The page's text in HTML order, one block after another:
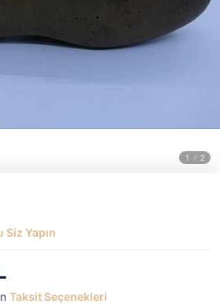
Siz Yapın
Taksit Seçenekleri